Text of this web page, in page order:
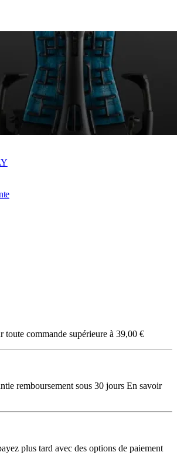
toute commande supérieure à 39,00 €
remboursement sous 30 jours En savoir
plus tard avec des options de paiement